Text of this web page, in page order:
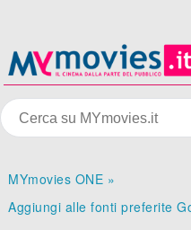
MYmovies ONE »
Aggiungi alle fonti preferite